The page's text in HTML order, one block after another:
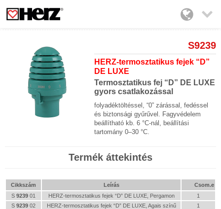

S9239
HERZ-termosztatikus fejek “D”
DE LUXE
Termosztatikus fej “D” DE LUXE
gyors csatlakozással
folyadéktöltéssel, “0” zárással, fedéssel
és biztonsági gyűrűvel. Fagyvédelem
beállítható kb. 6 °C-nál, beállítási
tartomány 0–30 °C.
Termék áttekintés
Cikkszám Leírás
Csom.e
S 9239 01 HERZ-termosztatikus fejek “D” DE LUXE, Pergamon
1
S 9239 02 HERZ-termosztatikus fejek “D” DE LUXE, Agais színű 1